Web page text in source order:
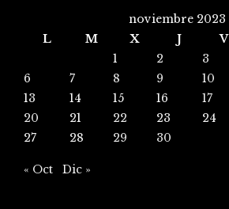
noviembre 2023
L
M X J V
1
2 3
6
7 8 9 10
13
14 15 16 17
20
21 22 23 24
27
28 29 30
« Oct Dic »